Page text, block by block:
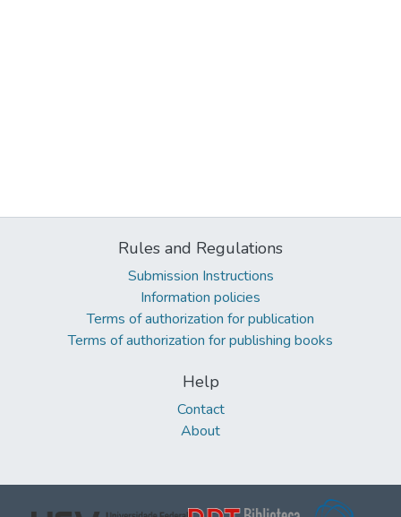
Rules and Regulations
Submission Instructions
Information policies
Terms of authorization for publication
Terms of authorization for publishing books
Help
Contact
About